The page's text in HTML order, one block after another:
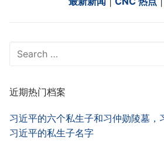
Search
近期热门档案
习近平的六个私生子和习仲勋陵墓，
习近平的私生子名字